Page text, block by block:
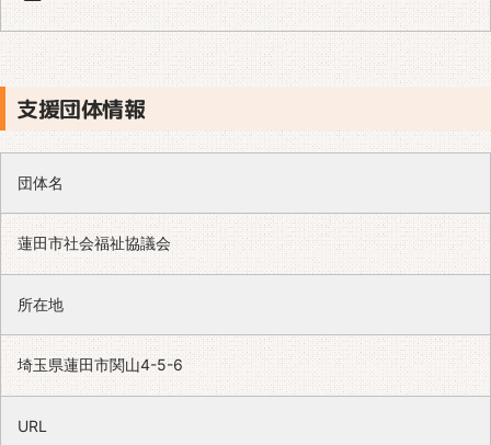
支援団体情報
団体名
蓮田市社会福祉協議会
所在地
埼玉県蓮田市関山4-5-6
URL